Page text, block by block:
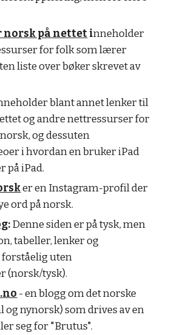
norsk på nettetinneholder
for folk som lærer
liste over bøker skrevet av
blant annet lenker til
og andre nettressurser for
og dessuten
i hvordan en bruker iPad
på iPad.
er en Instagram-profil der
ord på norsk.
:Denne siden er på tysk, men
tabeller, lenker og
uten
(norsk/tysk).
- en blogg om det norske
og nynorsk) som drives av en
seg for "Brutus".